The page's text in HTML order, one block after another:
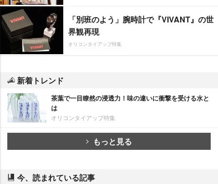
「別班のよう」腕時計で『VIVANT』の世
界観再現
オリコンタイアップ特集
新着トレンド
茶葉で一目瞭然の浸透力！味の違いに衝撃を受ける水と
は
オリコンタイアップ特集
もっと見る
今、読まれている記事